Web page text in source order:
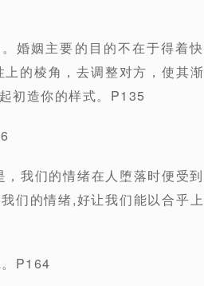
婚姻主要的目的不在于得着快
的棱角，去调整对方，使其渐
初造你的样式。P135
我们的情绪在人堕落时便受到
们的情绪,好让我们能以合乎上
P164